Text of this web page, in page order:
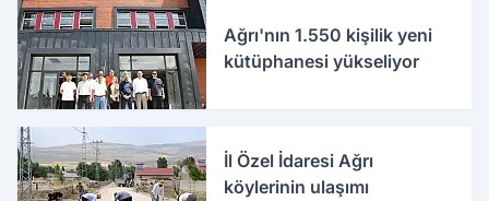
Ağrı'nın 1.550 kişilik yeni
kütüphanesi yükseliyor
İl Özel İdaresi Ağrı
köylerinin ulaşımı